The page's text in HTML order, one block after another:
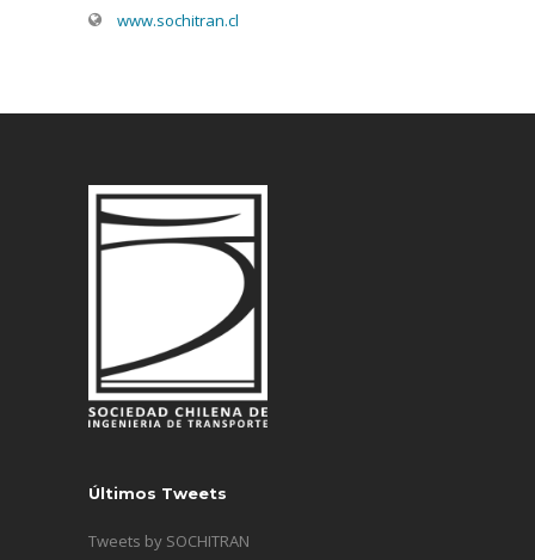
www.sochitran.cl
Últimos Tweets
Tweets by SOCHITRAN